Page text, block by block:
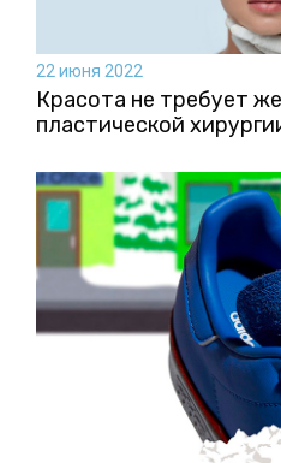
22 июня 2022
Красота не требует
пластической